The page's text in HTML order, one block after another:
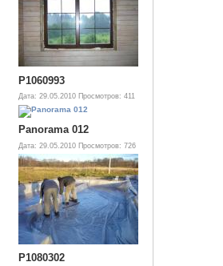
P1060993
Дата: 29.05.2010 Просмотров: 411
Panorama 012
Дата: 29.05.2010 Просмотров: 726
P1080302